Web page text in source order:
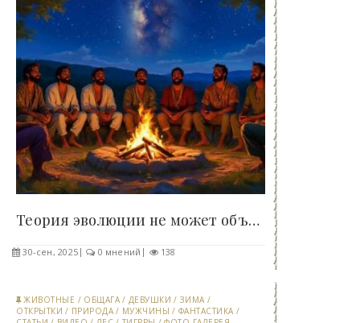
Теория эволюции не может объяснить человеческий..
30-сен, 2025 0 мнений 138
ЖИВОТНЫЕ / ОБЩАГА / ДЕВУШКИ / ЗИМА /
ОТКРЫТКИ / ПРИРОДА / МУЖЧИНЫ / ФАНТАСТИКА /